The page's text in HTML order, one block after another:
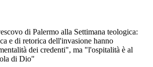
di Palermo alla Settimana teologica:
e di retorica dell'invasione hanno
dei credenti", ma "l'ospitalità è al
di Dio"